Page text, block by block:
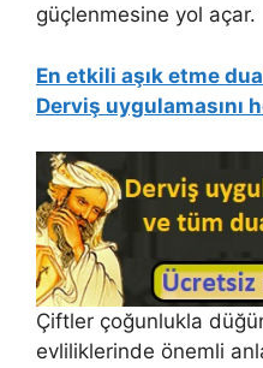
güçlenmesine yol açar.
En etkili aşık etme
Derviş uygulamasını
Çiftler çoğunlukla
evliliklerinde önemli